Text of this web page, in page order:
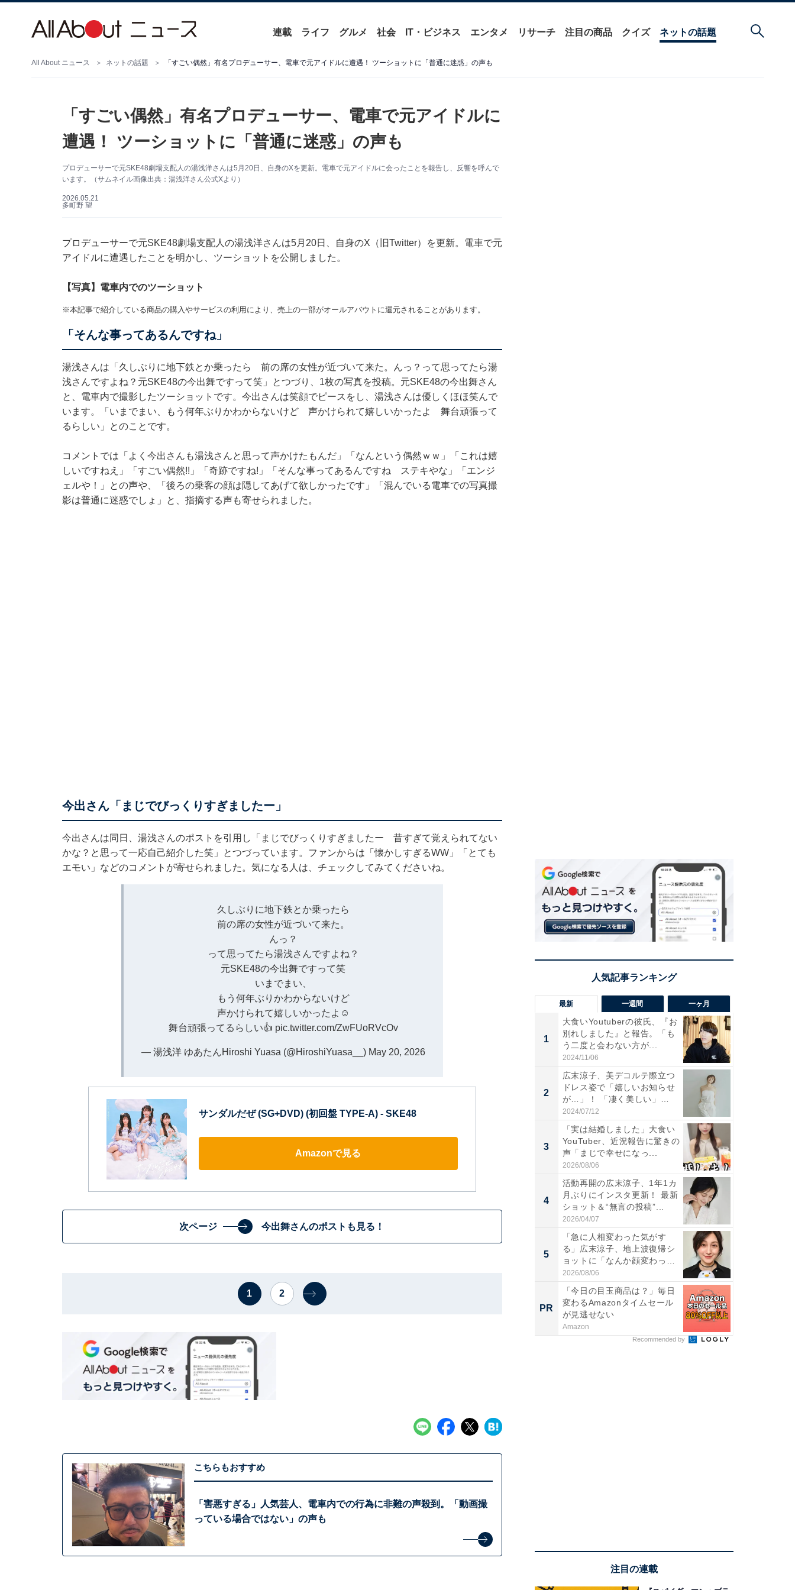
連載 ライフ グルメ 社会 IT・ビジネス エンタメ リサーチ 注目の商品 クイズ ネットの話題
All About ニュース ネットの話題 「すごい偶然」有名プロデューサー、電車で元アイドルに遭遇！ ツーショットに「普通に迷惑」の声も
「すごい偶然」有名プロデューサー、電車で元アイドルに
遭遇！ ツーショットに「普通に迷惑」の声も
プロデューサーで元SKE48劇場支配人の湯浅洋さんは5月20日、自身のXを更新。電車で元アイドルに会ったことを報告し、反響を呼んで
います。（サムネイル画像出典：湯浅洋さん公式Xより）
2026.05.21
多町野 望
プロデューサーで元SKE48劇場支配人の湯浅洋さんは5月20日、自身のX（旧Twitter）を更新。電車で元
アイドルに遭遇したことを明かし、ツーショットを公開しました。
【写真】電車内でのツーショット
※本記事で紹介している商品の購入やサービスの利用により、売上の一部がオールアバウトに還元されることがあります。
「そんな事ってあるんですね」
湯浅さんは「久しぶりに地下鉄とか乗ったら 前の席の女性が近づいて来た。んっ？って思ってたら湯
浅さんですよね？元SKE48の今出舞ですって笑」とつづり、1枚の写真を投稿。元SKE48の今出舞さん
と、電車内で撮影したツーショットです。今出さんは笑顔でピースをし、湯浅さんは優しくほほ笑んで
います。「いまでまい、もう何年ぶりかわからないけど 声かけられて嬉しいかったよ 舞台頑張って
るらしい」とのことです。
コメントでは「よく今出さんも湯浅さんと思って声かけたもんだ」「なんという偶然ｗｗ」「これは嬉
しいですねえ」「すごい偶然!!」「奇跡ですね!」「そんな事ってあるんですね ステキやな」「エンジ
ェルや！」との声や、「後ろの乗客の顔は隠してあげて欲しかったです」「混んでいる電車での写真撮
影は普通に迷惑でしょ」と、指摘する声も寄せられました。
今出さん「まじでびっくりすぎましたー」
今出さんは同日、湯浅さんのポストを引用し「まじでびっくりすぎましたー 昔すぎて覚えられてない
かな？と思って一応自己紹介した笑」とつづっています。ファンからは「懐かしすぎるWW」「とても
エモい」などのコメントが寄せられました。気になる人は、チェックしてみてくださいね。
久しぶりに地下鉄とか乗ったら
前の席の女性が近づいて来た。
んっ？
って思ってたら湯浅さんですよね？
元SKE48の今出舞ですって笑
いまでまい、
もう何年ぶりかわからないけど
声かけられて嬉しいかったよ☺️
舞台頑張ってるらしい👍 pic.twitter.com/ZwFUoRVcOv
— 湯浅洋 ゆあたんHiroshi Yuasa (@HiroshiYuasa__) May 20, 2026
サンダルだぜ (SG+DVD) (初回盤 TYPE-A) - SKE48
Amazonで見る
次ページ 今出舞さんのポストも見る！
1 2
こちらもおすすめ
「害悪すぎる」人気芸人、電車内での行為に非難の声殺到。「動画撮
っている場合ではない」の声も
最新 一週間 一ヶ月
1
大食いYoutuberの彼氏、『お
別れしました』と報告。「も
う二度と会わない方が...
2024/11/06
2
広末涼子、美デコルテ際立つ
ドレス姿で「嬉しいお知らせ
が…」！ 「凄く美しい」
「透...
2024/07/12
3
「実は結婚しました」大食い
YouTuber、近況報告に驚きの
声「まじで幸せになっ...
2026/08/06
4
活動再開の広末涼子、1年1カ
月ぶりにインスタ更新！ 最新
ショット＆“無言の投稿”...
2026/04/07
5
「急に人相変わった気がす
る」広末涼子、地上波復帰シ
ョットに「なんか顔変わっ
た」の...
2026/08/06
PR
「今日の目玉商品は？」毎日
変わるAmazonタイムセール
が見逃せない
Amazon
Recommended by
注目の連載